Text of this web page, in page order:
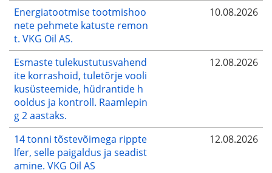
Energiatootmise tootmishoo
nete pehmete katuste remon
t. VKG Oil AS.
10.08.2026
Esmaste tulekustutusvahend
ite korrashoid, tuletõrje vooli
kusüsteemide, hüdrantide h
ooldus ja kontroll. Raamlepin
g 2 aastaks.
12.08.2026
14 tonni tõstevõimega rippte
lfer, selle paigaldus ja seadist
amine. VKG Oil AS
12.08.2026